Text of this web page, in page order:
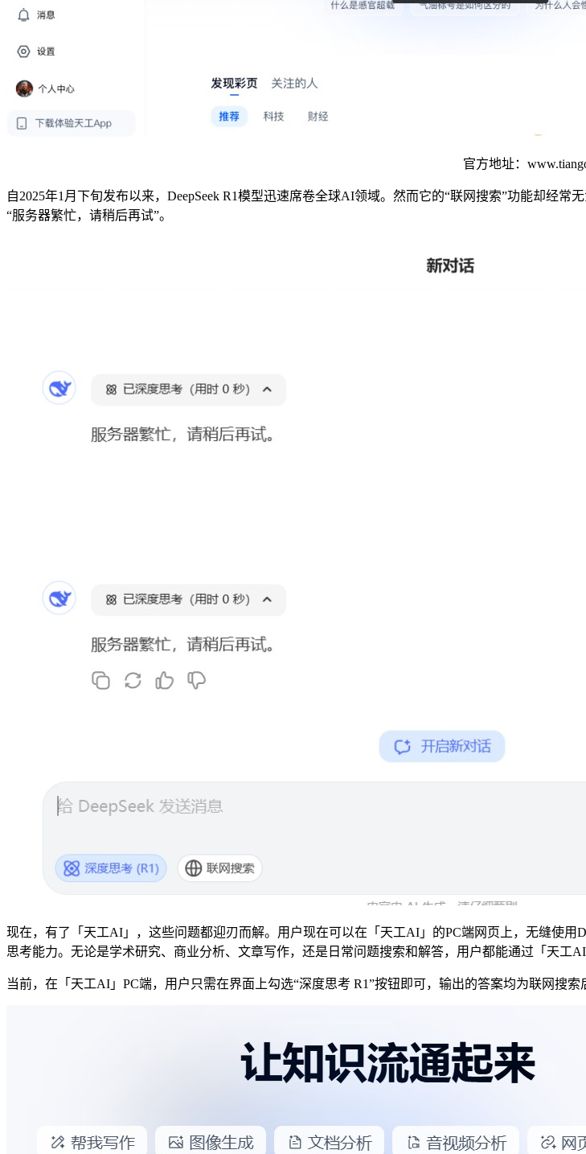
官方地址：
自2025年1月下旬发布以来，DeepSeek R1模型迅速席卷全球AI领域。然而它的“联网搜索”功能却经
“服务器繁忙，请稍后再试”。
现在，有了「天工AI」，这些问题都迎刃而解。用户现在可以在「天工AI」的PC端网页上，无缝使
思考能力。无论是学术研究、商业分析、文章写作，还是日常问题搜索和解答，用户都能通过「天工
当前，在「天工AI」PC端，用户只需在界面上勾选“深度思考 R1”按钮即可，输出的答案均为联网搜索